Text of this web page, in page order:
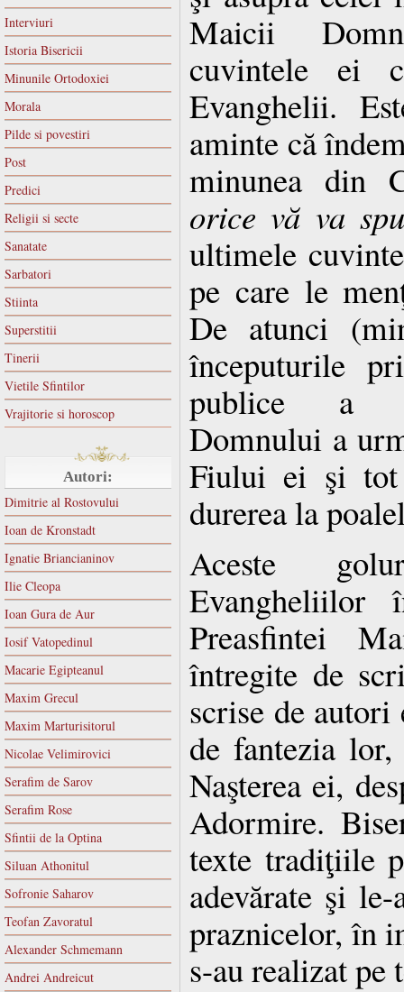
Interviuri
Istoria Bisericii
Minunile Ortodoxiei
Morala
Pilde si povestiri
Post
Predici
Religii si secte
Sanatate
Sarbatori
Stiinta
Superstitii
Tinerii
Vietile Sfintilor
Vrajitorie si horoscop
Autori:
Dimitrie al Rostovului
Ioan de Kronstadt
Ignatie Briancianinov
Ilie Cleopa
Ioan Gura de Aur
Iosif Vatopedinul
Macarie Egipteanul
Maxim Grecul
Maxim Marturisitorul
Nicolae Velimirovici
Serafim de Sarov
Serafim Rose
Sfintii de la Optina
Siluan Athonitul
Sofronie Saharov
Teofan Zavoratul
Alexander Schmemann
Andrei Andreicut
Maicii
cuvintele ei
Evanghelii.
aminte că
minunea din
orice vă va
ultimele
pe care le
De atunci
începuturile
publice a
Domnului a
Fiului ei şi tot
durerea la
Aceste
Evangheliilor
Preasfintei
întregite de
scrise de
de fantezia
Naşterea ei,
Adormire.
texte tradiţiile
adevărate şi
praznicelor, în
s-au realizat pe